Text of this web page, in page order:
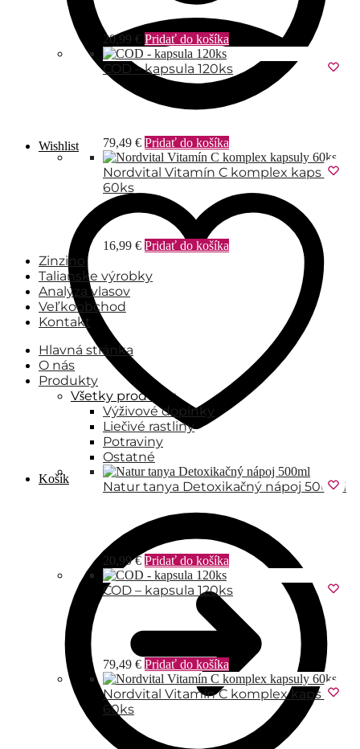
Wishlist
Košík
20,99 € Pridať do košíka
COD – kapsula 120ks
79,49 € Pridať do košíka
Nordvital Vitamín C komplex kapsuly
60ks
16,99 € Pridať do košíka
Zinzino
Talianske výrobky
Analýza vlasov
Veľkoobchod
Kontakt
Hlavná stránka
O nás
Produkty
Všetky produkty
Výživové doplnky
Liečivé rastliny
Potraviny
Ostatné
Natur tanya Detoxikačný nápoj 500ml
20,99€ Pridať do košíka
COD – kapsula 120ks
79,49 € Pridať do košíka
Nordvital Vitamín C komplex kapsuly
60ks